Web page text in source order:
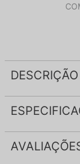
DESCRIÇÃO